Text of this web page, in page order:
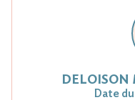
DELOISON
Date